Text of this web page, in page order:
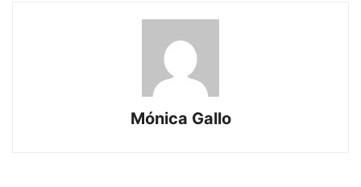
Mónica Gallo